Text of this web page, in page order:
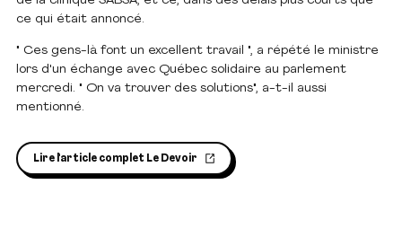
ce qui était annoncé.
" Ces gens-là font un excellent travail ", a répété le ministre
lors d'un échange avec Québec solidaire au parlement
mercredi. " On va trouver des solutions", a-t-il aussi
mentionné.
Lire l'article complet Le Devoir